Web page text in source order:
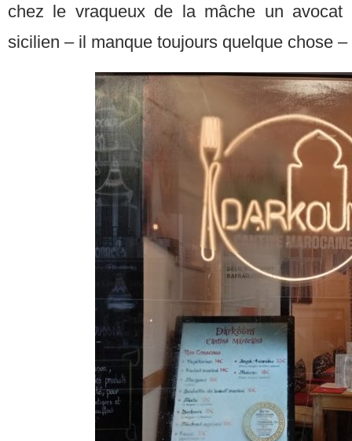
chez le vraqueux de la mâche un
sicilien – il manque toujours quelque chose